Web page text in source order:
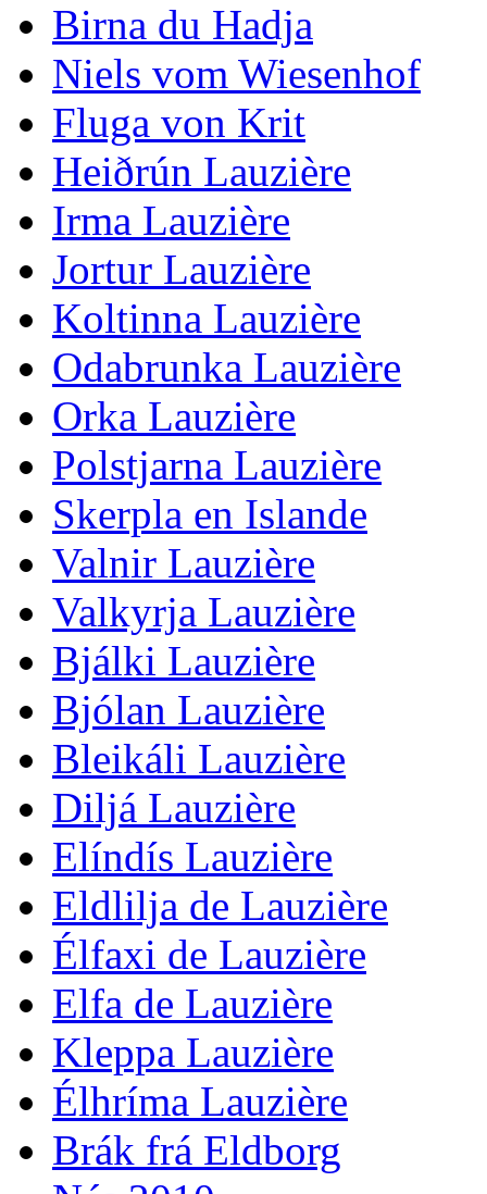
Birna du Hadja
Niels vom Wiesenhof
Fluga von Krit
Heiðrún Lauzière
Irma Lauzière
Jortur Lauzière
Koltinna Lauzière
Odabrunka Lauzière
Orka Lauzière
Polstjarna Lauzière
Skerpla en Islande
Valnir Lauzière
Valkyrja Lauzière
Bjálki Lauzière
Bjólan Lauzière
Bleikáli Lauzière
Diljá Lauzière
Elíndís Lauzière
Eldlilja de Lauzière
Élfaxi de Lauzière
Elfa de Lauzière
Kleppa Lauzière
Élhríma Lauzière
Brák frá Eldborg